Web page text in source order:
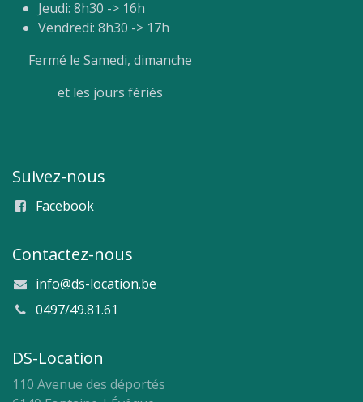
Jeudi: 8h30 -> 16h
Vendredi: 8h30 -> 17h
Fermé le Samedi, dimanche
et les jours fériés
Suivez-nous
Facebook
Contactez-nous
info@ds-location.be
0497/49.81.61
DS-Location
110 Avenue des déportés